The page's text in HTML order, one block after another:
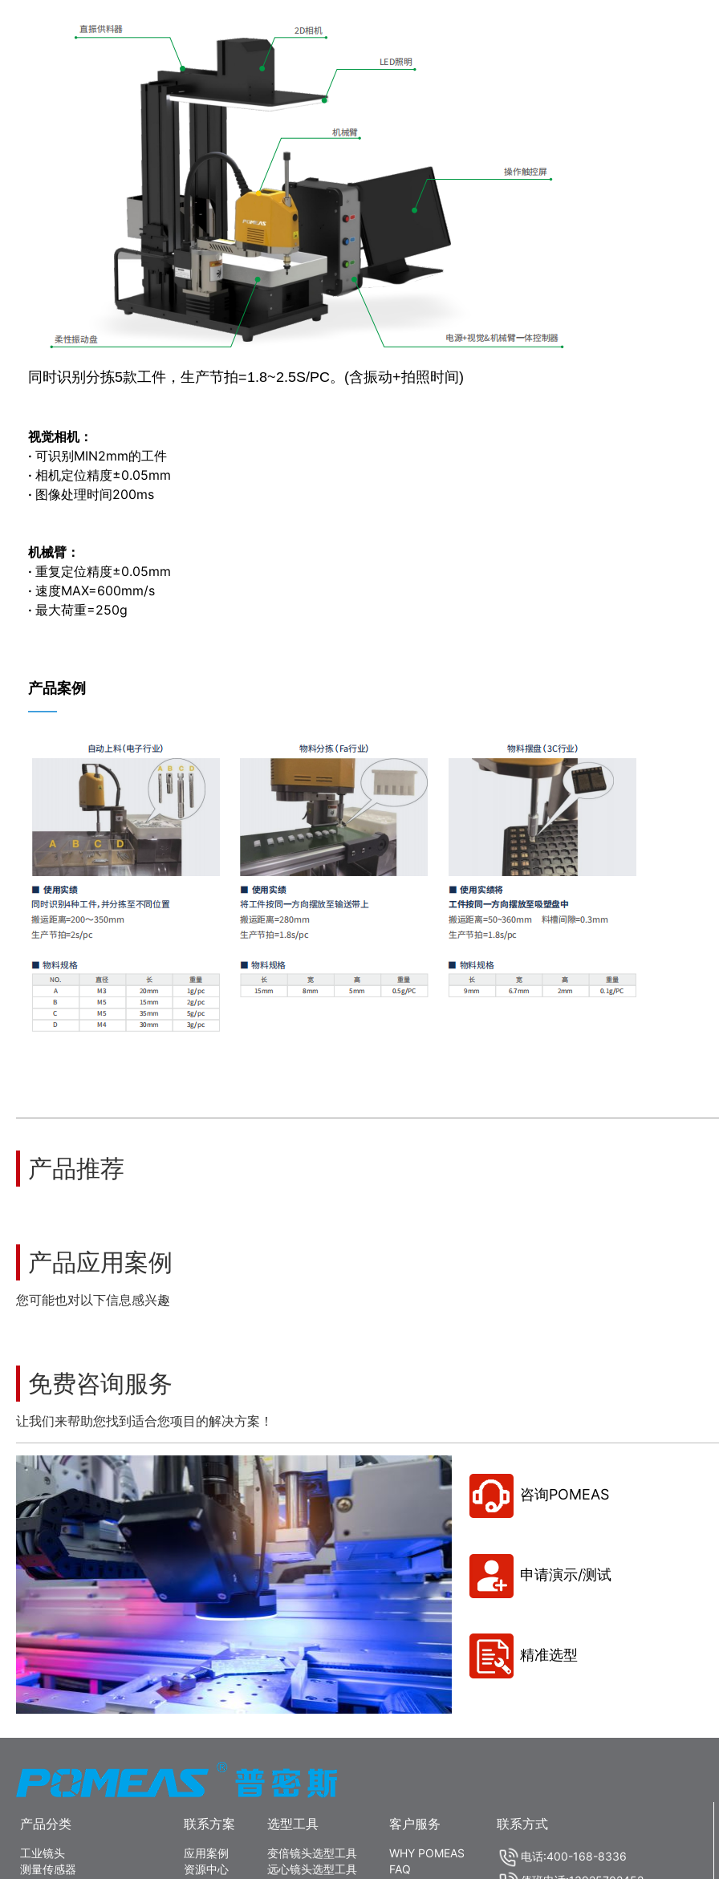
同时识别分拣5款工件，生产节拍=1.8~2.5S/PC。(含振动+拍照时间)
视觉相机：
· 可识别MIN2mm的工件
· 相机定位精度±0.05mm
· 图像处理时间200ms
机械臂：
· 重复定位精度±0.05mm
· 速度MAX=600mm/s
· 最大荷重=250g
产品案例
——
产品推荐
产品应用案例
您可能也对以下信息感兴趣
免费咨询服务
让我们来帮助您找到适合您项目的解决方案！
咨询POMEAS
申请演示/测试
精准选型
产品分类
工业镜头
测量传感器
联系方案
应用案例
资源中心
选型工具
变倍镜头选型工具
远心镜头选型工具
客户服务
WHY POMEAS
FAQ
联系方式
电话:400-168-8336